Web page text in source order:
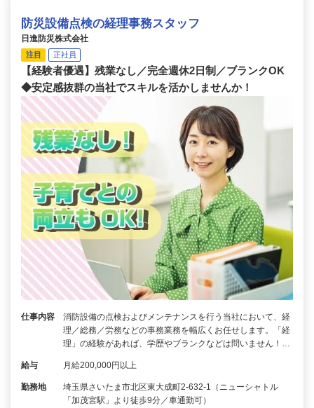
防災設備点検の経理事務スタッフ
日進防災株式会社
注目 正社員
【経験者優遇】残業なし／完全週休2日制／ブランクOK
◆安定感抜群の当社でスキルを活かしませんか！
仕事内容
消防設備の点検およびメンテナンスを行う当社において、経
理／総務／労務などの事務業務を幅広くお任せします。「経
理」の経験があれば、学歴やブランクなどは問いません！…
給与 月給200,000円以上
勤務地
埼玉県さいたま市北区東大成町2-632-1（ニューシャトル
「加茂宮駅」より徒歩9分／車通勤可）